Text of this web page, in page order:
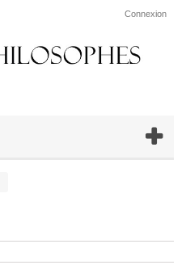
Connexion